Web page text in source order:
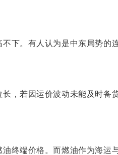
下。有人认为是中东局势的
，若因运价波动未能及时
终端价格。而燃油作为海运